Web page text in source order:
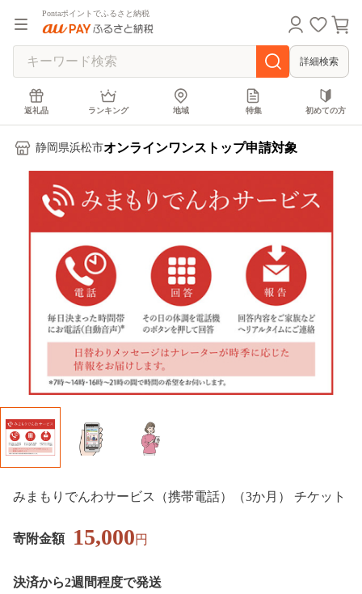
Pontaポイントでふるさと納税
詳細検索
返礼品 ランキング 地域 特集 初めての方
静岡県浜松市オンラインワンストップ申請対象
みまもりでんわサービス（携帯電話）（3か月） チケット
寄附金額 15,000円
決済から2週間程度で発送